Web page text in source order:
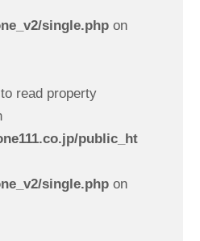
single.phpon
read property
public_ht
single.phpon